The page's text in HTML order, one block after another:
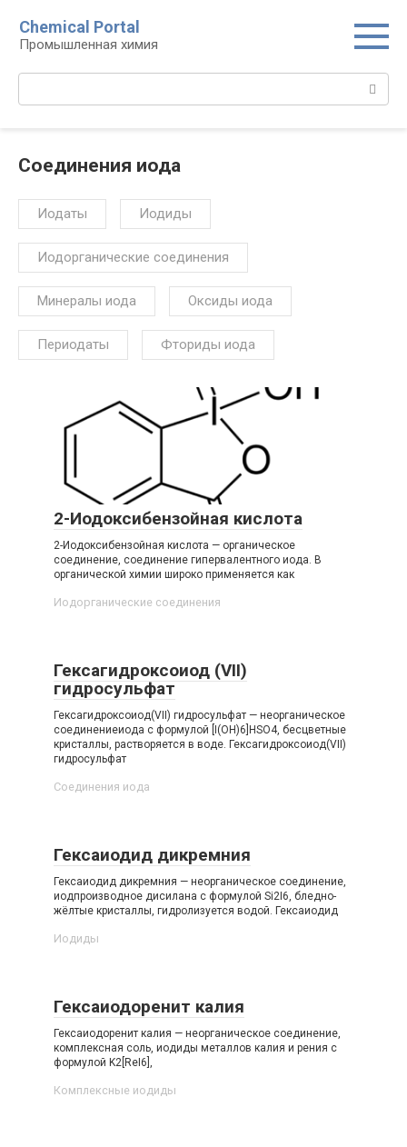
контенту
Chemical Portal
Промышленная химия
Соединения иода‎
Иодаты‎ Иодиды‎
Иодорганические соединения‎
Минералы иода Оксиды иода‎
Периодаты‎ Фториды иода‎
2-Иодоксибензойная кислота
2-Иодоксибензойная кислота — органическое
соединение, соединение гипервалентного иода. В
органической химии широко применяется как
Иодорганические соединения‎
Гексагидроксоиод (VII)
гидросульфат
Гексагидроксоиод(VII) гидросульфат — неорганическое
соединениеиода с формулой [I(OH)6]HSO4, бесцветные
кристаллы, растворяется в воде. Гексагидроксоиод​(VII)​
гидросульфат
Соединения иода‎
Гексаиодид дикремния
Гексаиодид дикремния — неорганическое соединение,
иодпроизводное дисилана с формулой Si2I6, бледно-
жёлтые кристаллы, гидролизуется водой. Гексаиодид
Иодиды‎
Гексаиодоренит калия
Гексаиодоренит калия — неорганическое соединение,
комплексная соль, иодиды металлов калия и рения с
формулой K2[ReI6],
Комплексные иодиды‎